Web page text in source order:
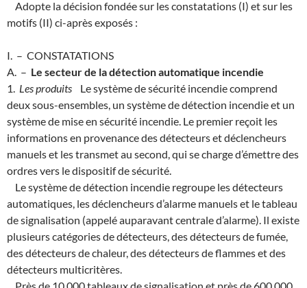
Adopte la décision fondée sur les constatations (I) et sur les
motifs (II) ci-après exposés :
I. – CONSTATATIONS
A. – Le secteur de la détection automatique incendie
1. Les produits Le système de sécurité incendie comprend
deux sous-ensembles, un système de détection incendie et un
système de mise en sécurité incendie. Le premier reçoit les
informations en provenance des détecteurs et déclencheurs
manuels et les transmet au second, qui se charge d’émettre des
ordres vers le dispositif de sécurité.
Le système de détection incendie regroupe les détecteurs
automatiques, les déclencheurs d’alarme manuels et le tableau
de signalisation (appelé auparavant centrale d’alarme). Il existe
plusieurs catégories de détecteurs, des détecteurs de fumée,
des détecteurs de chaleur, des détecteurs de flammes et des
détecteurs multicritères.
Près de 10 000 tableaux de signalisation et près de 600 000